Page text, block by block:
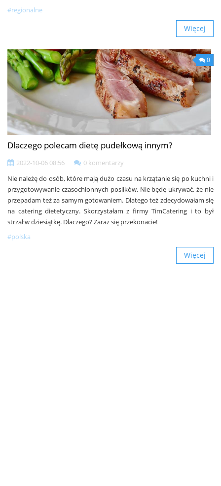
#regionalne
Więcej
0
Dlaczego polecam dietę pudełkową innym?
2022-10-06 08:56
0 komentarzy
Nie należę do osób, które mają dużo czasu na krzątanie się po kuchni i
przygotowywanie czasochłonnych posiłków. Nie będę ukrywać, że nie
przepadam też za samym gotowaniem. Dlatego też zdecydowałam się
na catering dietetyczny. Skorzystałam z firmy TimCatering i to był
strzał w dziesiątkę. Dlaczego? Zaraz się przekonacie!
#polska
Więcej